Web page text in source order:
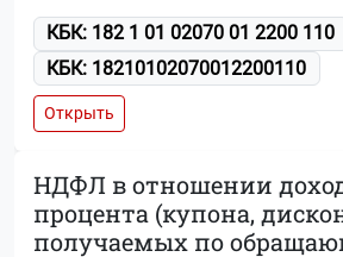
КБК: 182 1 01 02070 01 2200 110
КБК: 18210102070012200110
Открыть
НДФЛ в отношении
процента (купона,
получаемых по